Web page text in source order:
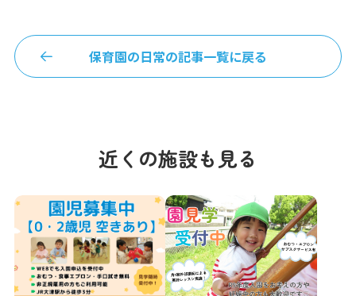
保育園の日常の記事一覧に戻る
近くの施設も見る